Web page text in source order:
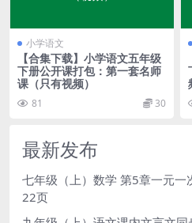
小学语文
【合集下载】小学语文五年级
下册公开课打包：第一套名师
课（只有视频）
81 30
最新发布
七年级（上）数学 第5章一元一
22页